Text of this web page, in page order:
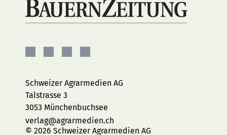
Facebook
Instagram
YouTubeLinkedIn
Schweizer Agrarmedien AG
Talstrasse 3
3053 Münchenbuchsee
verlag@agrarmedien.ch
© 2026 Schweizer Agrarmedien AG